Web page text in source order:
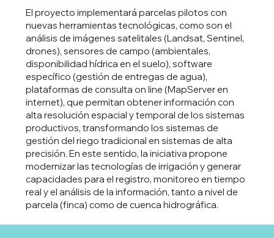
El proyecto implementará parcelas pilotos con
nuevas herramientas tecnológicas, como son el
análisis de imágenes satelitales (Landsat, Sentinel,
drones), sensores de campo (ambientales,
disponibilidad hídrica en el suelo), software
específico (gestión de entregas de agua),
plataformas de consulta on line (MapServer en
internet), que permitan obtener información con
alta resolución espacial y temporal de los sistemas
productivos, transformando los sistemas de
gestión del riego tradicional en sistemas de alta
precisión. En este sentido, la iniciativa propone
modernizar las tecnologías de irrigación y generar
capacidades para el registro, monitoreo en tiempo
real y el análisis de la información, tanto a nivel de
parcela (finca) como de cuenca hidrográfica.